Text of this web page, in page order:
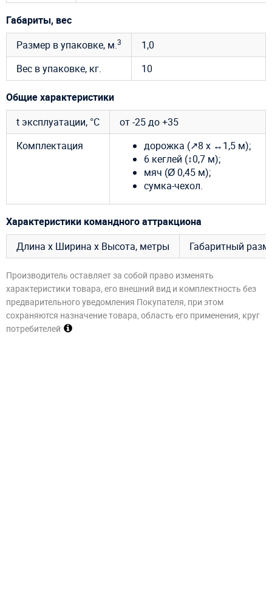
Габариты, вес
Размер в упаковке, м.3
1,0
Вес в упаковке, кг.
10
Общие характеристики
t эксплуатации, °C
от -25 до +35
Комплектация
дорожка (↗8 х ↔1,5 м);
6 кеглей (↕0,7 м);
мяч (Ø 0,45 м);
сумка-чехол.
Характеристики командного аттракциона
Длина х Ширина х Высота, метры
Габаритный
Производитель оставляет за собой право изменять
характеристики товара, его внешний вид и комплектность без
предварительного уведомления Покупателя, при этом
сохраняются назначение товара, область его применения, круг
потребителей